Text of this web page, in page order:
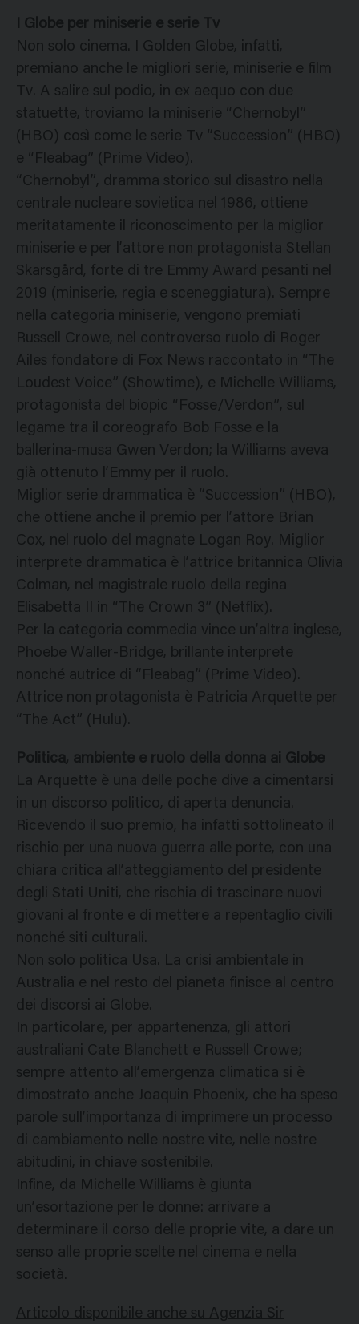
I Globe per miniserie e serie Tv
Non solo cinema. I Golden Globe, infatti,
premiano anche le migliori serie, miniserie e film
Tv. A salire sul podio, in ex aequo con due
statuette, troviamo la miniserie “Chernobyl”
(HBO) così come le serie Tv “Succession” (HBO)
e “Fleabag” (Prime Video).
“Chernobyl”, dramma storico sul disastro nella
centrale nucleare sovietica nel 1986, ottiene
meritatamente il riconoscimento per la miglior
miniserie e per l’attore non protagonista Stellan
Skarsgård, forte di tre Emmy Award pesanti nel
2019 (miniserie, regia e sceneggiatura). Sempre
nella categoria miniserie, vengono premiati
Russell Crowe, nel controverso ruolo di Roger
Ailes fondatore di Fox News raccontato in “The
Loudest Voice” (Showtime), e Michelle Williams,
protagonista del biopic “Fosse/Verdon”, sul
legame tra il coreografo Bob Fosse e la
ballerina-musa Gwen Verdon; la Williams aveva
già ottenuto l’Emmy per il ruolo.
Miglior serie drammatica è “Succession” (HBO),
che ottiene anche il premio per l’attore Brian
Cox, nel ruolo del magnate Logan Roy. Miglior
interprete drammatica è l’attrice britannica Olivia
Colman, nel magistrale ruolo della regina
Elisabetta II in “The Crown 3” (Netflix).
Per la categoria commedia vince un’altra inglese,
Phoebe Waller-Bridge, brillante interprete
nonché autrice di “Fleabag” (Prime Video).
Attrice non protagonista è Patricia Arquette per
“The Act” (Hulu).
Politica, ambiente e ruolo della donna ai Globe
La Arquette è una delle poche dive a cimentarsi
in un discorso politico, di aperta denuncia.
Ricevendo il suo premio, ha infatti sottolineato il
rischio per una nuova guerra alle porte, con una
chiara critica all’atteggiamento del presidente
degli Stati Uniti, che rischia di trascinare nuovi
giovani al fronte e di mettere a repentaglio civili
nonché siti culturali.
Non solo politica Usa. La crisi ambientale in
Australia e nel resto del pianeta finisce al centro
dei discorsi ai Globe.
In particolare, per appartenenza, gli attori
australiani Cate Blanchett e Russell Crowe;
sempre attento all’emergenza climatica si è
dimostrato anche Joaquin Phoenix, che ha speso
parole sull’importanza di imprimere un processo
di cambiamento nelle nostre vite, nelle nostre
abitudini, in chiave sostenibile.
Infine, da Michelle Williams è giunta
un’esortazione per le donne: arrivare a
determinare il corso delle proprie vite, a dare un
senso alle proprie scelte nel cinema e nella
società.
Articolo disponibile anche su Agenzia Sir